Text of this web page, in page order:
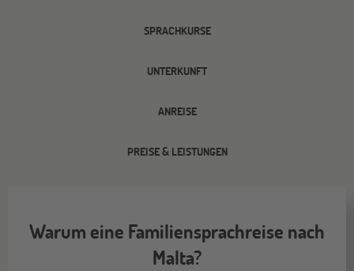
SPRACHKURSE
UNTERKUNFT
ANREISE
PREISE & LEISTUNGEN
Warum eine Familiensprachreise nach
Malta?